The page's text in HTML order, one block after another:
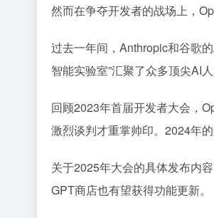
然而在争夺开发者的战场上，
过去一年间，Anthropic和谷歌
智能实验室”汇聚了众多顶尖AI
回顾2023年首届开发者大会，
激烈谈判才重掌帅印。2024年
关于2025年大会的具体发布内
GPT商店也有望获得功能更新。